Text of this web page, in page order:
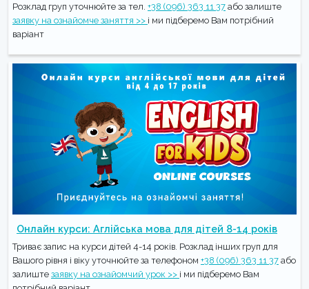
Розклад груп уточнюйте за тел. +38 (096) 363 11 37 або залиште
заявку на ознайомче заняття >> і ми підберемо Вам потрібний
варіант
Онлайн курси: Аглійська мова для дітей 8-14 років
Триває запис на курси дітей 4-14 років. Розклад інших груп для
Вашого рівня і віку уточнюйте за телефоном +38 (096) 363 11 37 або
залиште заявку на ознайомчий урок >> і ми підберемо Вам